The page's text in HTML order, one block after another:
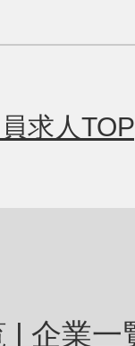
求人TOP
企業一